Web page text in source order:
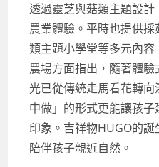
透過靈芝與菇類主題設
農業體驗。平時也提供
類主題小學堂等多元內容
農場方面指出，隨著體
光已從傳統走馬看花轉
中做」的形式更能讓孩
印象。吉祥物HUGO的
陪伴孩子親近自然。